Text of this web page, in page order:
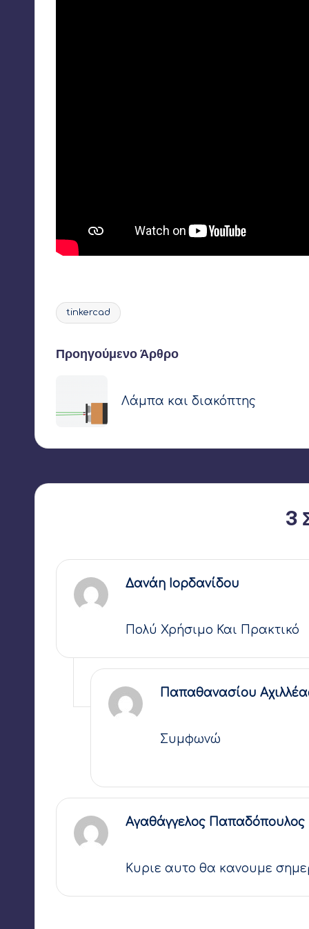
Ετικέτες:
tinkercad
Πλοήγηση
δημοσιεύσεων
Προηγούμενο Άρθρο
Λάμπα και διακόπτης
3
Δανάη Ιορδανίδου
Πολύ Χρήσιμο Και Πρακτικό
Παπαθανασίου
Συμφωνώ
Αγαθάγγελος Παπαδόπουλος
Κυριε αυτο θα κανουμε